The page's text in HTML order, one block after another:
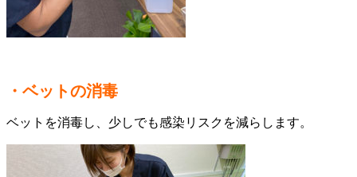
・ベットの消毒
ベットを消毒し、少しでも感染リスクを減らします。